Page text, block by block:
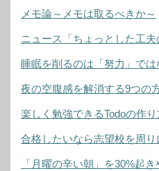
メモ論～メモは取るべきか～
ニュース「ちょっとした工夫
睡眠を削るのは「努力」では
夜の空腹感を解消する9つの
楽しく勉強できるTodoの作
合格したいなら志望校を周り
「月曜の辛い朝」を30%起